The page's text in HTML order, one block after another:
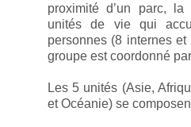
proximité d’un parc,
unités de vie qui
personnes (8 internes
groupe est coordonné
Les 5 unités (Asie,
et Océanie) se